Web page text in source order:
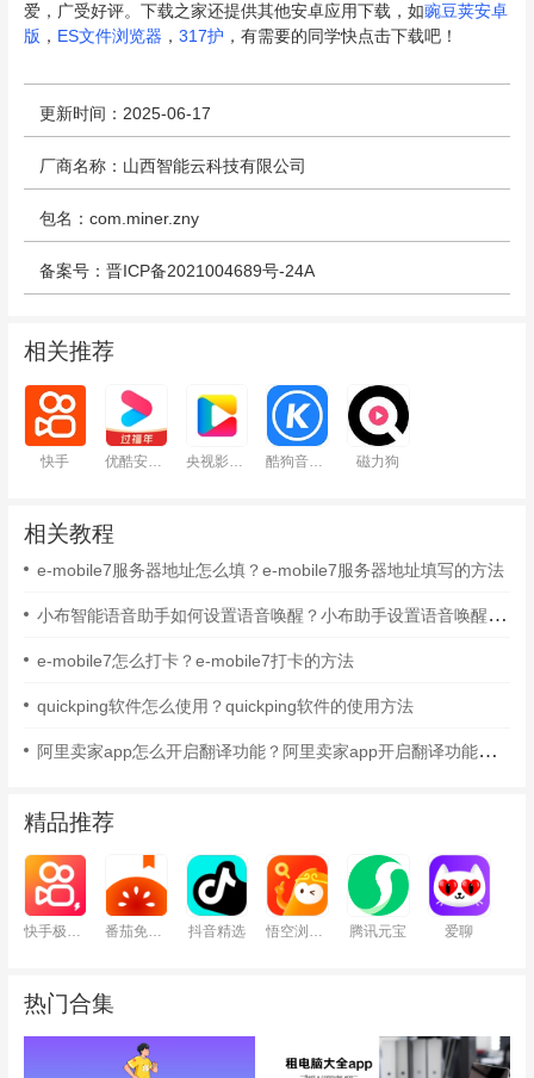
爱，广受好评。下载之家还提供其他安卓应用下载，如豌豆荚安卓
版 ， ES文件浏览器 ， 317护 ，有需要的同学快点击下载吧！
更新时间：2025-06-17
厂商名称：山西智能云科技有限公司
包名：com.miner.zny
备案号：晋ICP备2021004689号-24A
相关推荐
快手 优酷安卓版 央视影音安卓版 酷狗音乐2023 磁力狗
相关教程
e-mobile7服务器地址怎么填？e-mobile7服务器地址填写的方法
小布智能语音助手如何设置语音唤醒？小布助手设置语音唤醒的方法
e-mobile7怎么打卡？e-mobile7打卡的方法
quickping软件怎么使用？quickping软件的使用方法
阿里卖家app怎么开启翻译功能？阿里卖家app开启翻译功能的方法
精品推荐
快手极速版 番茄免费小说 抖音精选 悟空浏览器 腾讯元宝 爱聊
热门合集